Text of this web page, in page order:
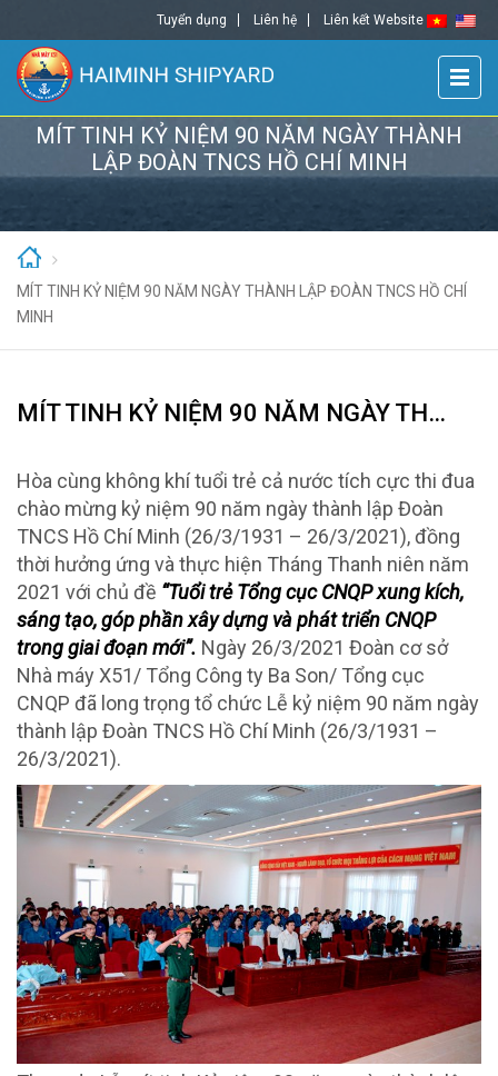
Tuyển dụng Liên hệ Liên kết Website
MÍT TINH KỶ NIỆM 90 NĂM NGÀY THÀNH
LẬP ĐOÀN TNCS HỒ CHÍ MINH
MÍT TINH KỶ NIỆM 90 NĂM NGÀY THÀNH LẬP ĐOÀN TNCS HỒ CHÍ
MINH
MÍT TINH KỶ NIỆM 90 NĂM NGÀY THÀNH LẬP ĐOÀN TNCS HỒ CHÍ MINH
Hòa cùng không khí tuổi trẻ cả nước tích cực thi đua
chào mừng kỷ niệm 90 năm ngày thành lập Đoàn
TNCS Hồ Chí Minh (26/3/1931 – 26/3/2021), đồng
thời hưởng ứng và thực hiện Tháng Thanh niên năm
2021 với chủ đề “Tuổi trẻ Tổng cục CNQP xung kích,
sáng tạo, góp phần xây dựng và phát triển CNQP
trong giai đoạn mới”. Ngày 26/3/2021 Đoàn cơ sở
Nhà máy X51/ Tổng Công ty Ba Son/ Tổng cục
CNQP đã long trọng tổ chức Lễ kỷ niệm 90 năm ngày
thành lập Đoàn TNCS Hồ Chí Minh (26/3/1931 –
26/3/2021).